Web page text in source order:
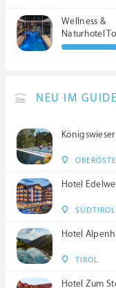
Wellness &
Naturhotel
****S
NEU IM GUIDE
Hotel
SÜDTIROL
Hotel
TIROL
Hotel Zum